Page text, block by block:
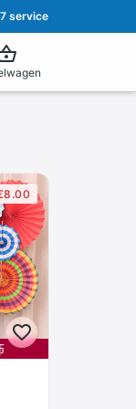
service